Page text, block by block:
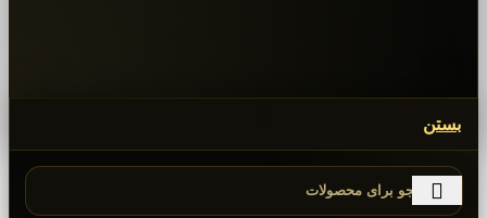
بستن